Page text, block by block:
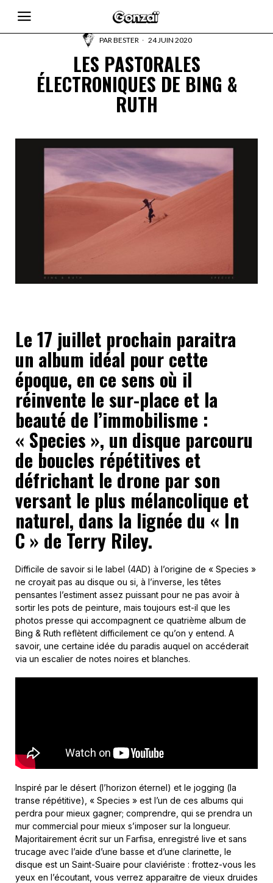
PARBESTER 24 JUIN 2020
LES PASTORALES
ÉLECTRONIQUES DE BING &
RUTH
Le 17 juillet prochain paraitra
un album idéal pour cette
époque, en ce sens où il
réinvente le sur-place et la
beauté de l’immobilisme :
« Species », un disque parcouru
de boucles répétitives et
défrichant le drone par son
versant le plus mélancolique et
naturel, dans la lignée du « In
C » de Terry Riley.
Difficile de savoir si le label (4AD) à l’origine de « Species »
ne croyait pas au disque ou si, à l’inverse, les têtes
pensantes l’estiment assez puissant pour ne pas avoir à
sortir les pots de peinture, mais toujours est-il que les
photos presse qui accompagnent ce quatrième album de
Bing & Ruth reflètent difficilement ce qu’on y entend. A
savoir, une certaine idée du paradis auquel on accéderait
via un escalier de notes noires et blanches.
Inspiré par le désert (l’horizon éternel) et le jogging (la
transe répétitive), « Species » est l’un de ces albums qui
perdra pour mieux gagner; comprendre, qui se prendra un
mur commercial pour mieux s’imposer sur la longueur.
Majoritairement écrit sur un Farfisa, enregistré live et sans
trucage avec l’aide d’une basse et d’une clarinette, le
disque est un Saint-Suaire pour claviériste : frottez-vous les
yeux en l’écoutant, vous verrez apparaitre de vieux druides